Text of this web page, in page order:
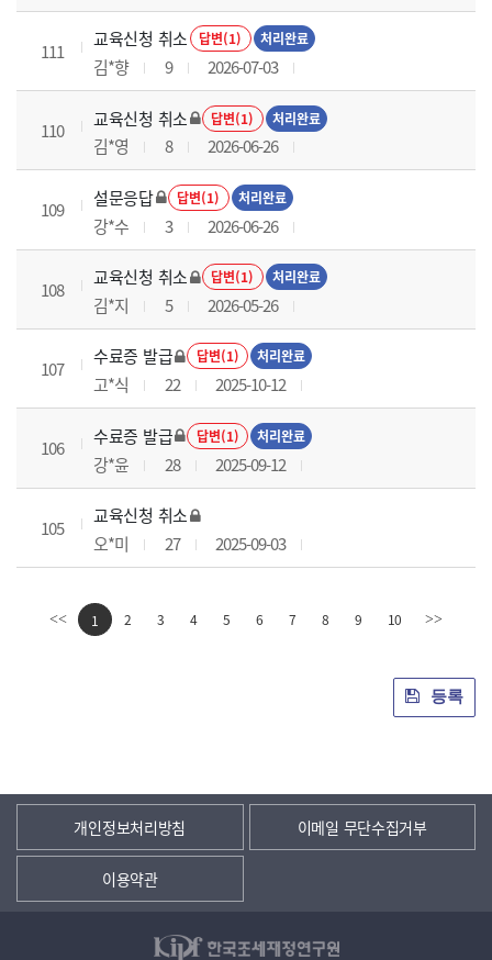
111
교육신청 취소 답변(1) 처리완료
김*향 9 2026-07-03
110
교육신청 취소 답변(1) 처리완료
김*영 8 2026-06-26
109
설문응답 답변(1) 처리완료
강*수 3 2026-06-26
108
교육신청 취소 답변(1) 처리완료
김*지 5 2026-05-26
107
수료증 발급 답변(1) 처리완료
고*식 22 2025-10-12
106
수료증 발급 답변(1) 처리완료
강*윤 28 2025-09-12
105
교육신청 취소
오*미
27 2025-09-03
<< 1 2 3 4 5 6 7 8 9 10 >>
등록
개인정보처리방침 이메일 무단수집거부
이용약관